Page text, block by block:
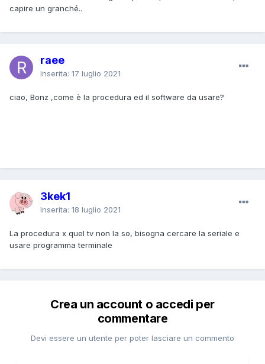
capire un granché..
raee
Inserita: 17 luglio 2021
ciao, Bonz ,come è la procedura ed il software da usare?
3kek1
Inserita: 18 luglio 2021
La procedura x quel tv non la so, bisogna cercare la seriale e
usare programma terminale
Crea un account o accedi per
commentare
Devi essere un utente per poter lasciare un commento